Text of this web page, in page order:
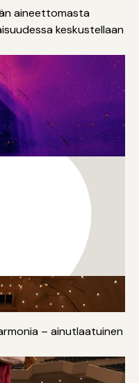
aineettomasta
keskustellaan
Taide
– ainutlaatuinen